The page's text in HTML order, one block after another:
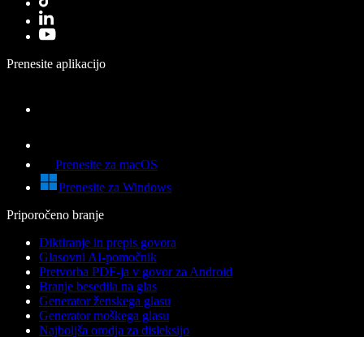
Prenesite aplikacijo
Prenesite za macOS
Prenesite za Windows
Priporočeno branje
Diktiranje in prepis govora
Glasovni AI-pomočnik
Pretvorba PDF-ja v govor za Android
Branje besedila na glas
Generator ženskega glasu
Generator moškega glasu
Najboljša orodja za disleksijo